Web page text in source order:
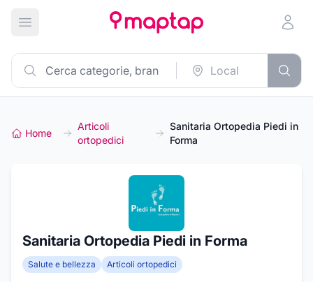
Apri menu principale
Home
Articoli
ortopedici
Sanitaria Ortopedia Piedi in
Forma
Sanitaria Ortopedia Piedi in Forma
Salute e bellezza Articoli ortopedici